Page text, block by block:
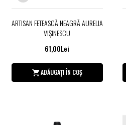
ARTISAN FETEASCĂ NEAGRĂ AURELIA
VIŞINESCU
61,00Lei
ADĂUGAȚI ÎN COȘ